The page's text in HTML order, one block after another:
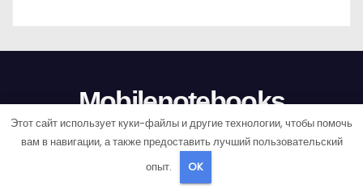
Mobilenotebooks
Здоровье здесь
Этот сайт использует куки-файлы и другие технологии, чтобы помочь
вам в навигации, а также предоставить лучший пользовательский
опыт.
OK